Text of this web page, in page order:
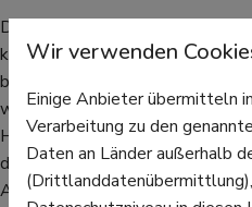
Doch wie viel Vitamin D ist nötig,
kommen? 20 Mikrogramm
brauchen ca. 10 Mikrogramm pro
wird es, wenn man an sonnigen
Hautbeschaffenheit - 5 bis 25
dabei Gesicht, Hände, Arme und
Allgemein gilt, dass genug
Wir verwenden
Einige Anbieter übermitteln
Verarbeitung zu den
Daten an Länder außerhalb